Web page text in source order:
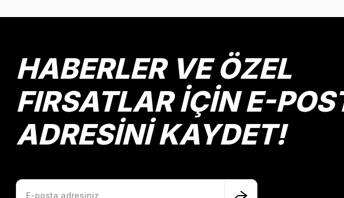
HABERLER VE ÖZEL
FIRSATLAR İÇİN E-
ADRESİNİ KAYDET!